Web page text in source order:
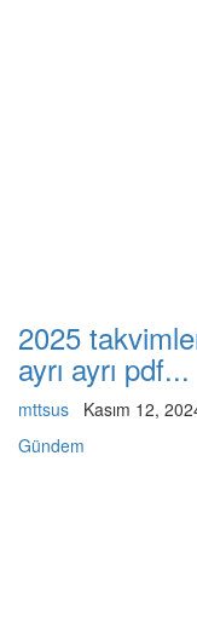
2025
ayrı ayrı pdf...
mttsus Kasım 12,
Gündem